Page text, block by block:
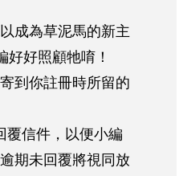
成為草泥馬的新主
好好照顧牠唷！
到你註冊時所留的
覆信件，以便小編
期未回覆將視同放